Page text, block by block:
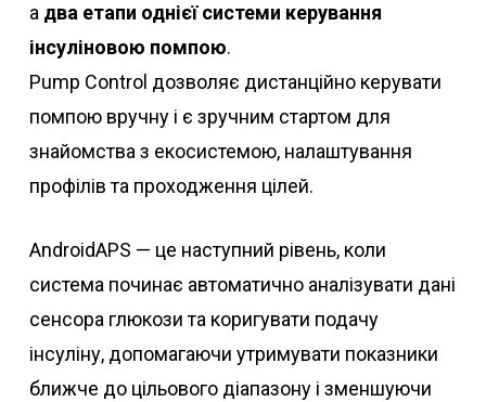
а два етапи однієї системи керування
інсуліновою помпою.
Pump Control дозволяє дистанційно керувати
помпою вручну і є зручним стартом для
знайомства з екосистемою, налаштування
профілів та проходження цілей.
AndroidAPS — це наступний рівень, коли
система починає автоматично аналізувати дані
сенсора глюкози та коригувати подачу
інсуліну, допомагаючи утримувати показники
ближче до цільового діапазону і зменшуючи